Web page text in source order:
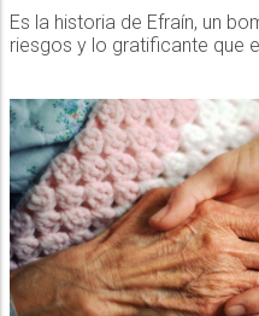
Es la historia de Efraín, un
riesgos y lo gratificante que